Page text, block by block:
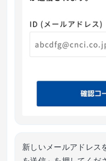
新しいメールアドレス